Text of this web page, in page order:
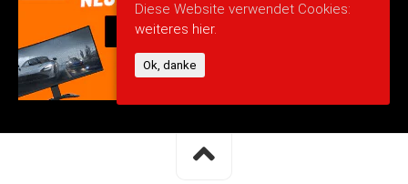
Diese Website verwendet Cookies:
weiteres hier.
Ok, danke